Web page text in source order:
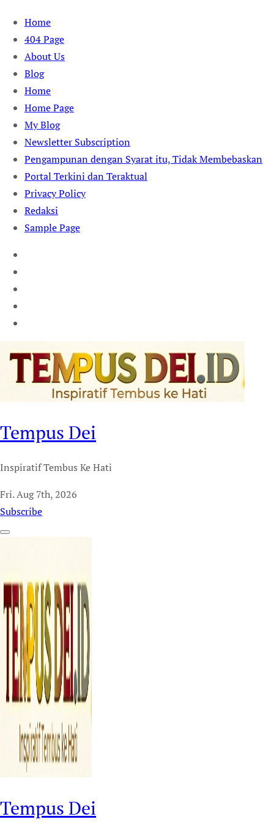
Skip
content
Home
404 Page
About Us
Blog
Home
Home Page
My Blog
Newsletter Subscription
Pengampunan dengan Syarat itu, Tidak Membebaskan
Portal Terkini dan Teraktual
Privacy Policy
Redaksi
Sample Page
Tempus Dei
Inspiratif Tembus Ke Hati
Fri. Aug 7th, 2026
Subscribe
Tempus Dei